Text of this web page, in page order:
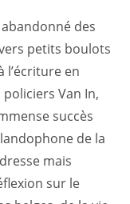
des
petits boulots
l’écriture en
Van In,
succès
de la
mais
sur le